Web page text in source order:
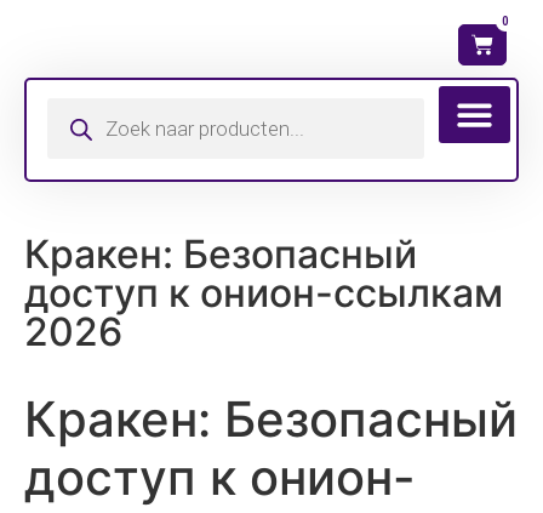
0
Кракен: Безопасный
доступ к онион-ссылкам
2026
Кракен: Безопасный
доступ к онион-